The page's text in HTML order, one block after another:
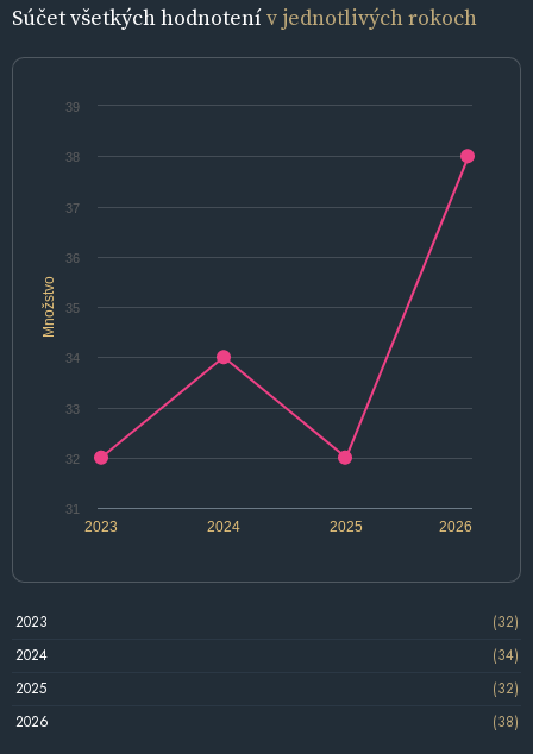
Súčet všetkých hodnotenív jednotlivých rokoch
Množstvo
2024 2026
2023 2025
31
32
33
34
35
36
37
38
39
2023
(32)
2024
(34)
2025
(32)
2026
(38)